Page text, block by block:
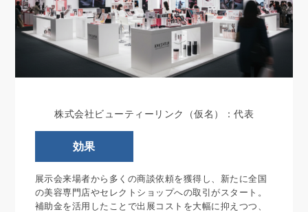
株式会社ビューティーリンク（仮名）：代表
効果
展示会来場者から多くの商談依頼を獲得し、新たに全国
の美容専門店やセレクトショップへの取引がスタート。
補助金を活用したことで出展コストを大幅に抑えつつ、